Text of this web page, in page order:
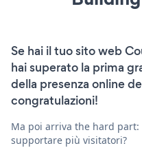
Se hai il tuo sito web
hai superato la prima
della presenza online
congratulazioni!
Ma poi arriva the hard part:
supportare più visitatori?